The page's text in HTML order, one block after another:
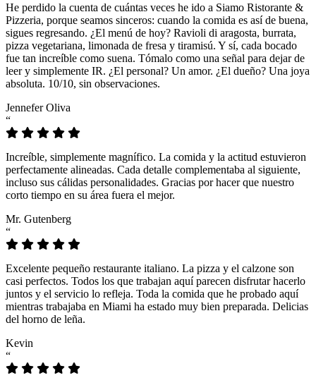
He perdido la cuenta de cuántas veces he ido a Siamo Ristorante &
Pizzeria, porque seamos sinceros: cuando la comida es así de buena,
sigues regresando. ¿El menú de hoy? Ravioli di aragosta, burrata,
pizza vegetariana, limonada de fresa y tiramisú. Y sí, cada bocado
fue tan increíble como suena. Tómalo como una señal para dejar de
leer y simplemente IR. ¿El personal? Un amor. ¿El dueño? Una joya
absoluta. 10/10, sin observaciones.
Jennefer Oliva
“
Increíble, simplemente magnífico. La comida y la actitud estuvieron
perfectamente alineadas. Cada detalle complementaba al siguiente,
incluso sus cálidas personalidades. Gracias por hacer que nuestro
corto tiempo en su área fuera el mejor.
Mr. Gutenberg
“
Excelente pequeño restaurante italiano. La pizza y el calzone son
casi perfectos. Todos los que trabajan aquí parecen disfrutar hacerlo
juntos y el servicio lo refleja. Toda la comida que he probado aquí
mientras trabajaba en Miami ha estado muy bien preparada. Delicias
del horno de leña.
Kevin
“